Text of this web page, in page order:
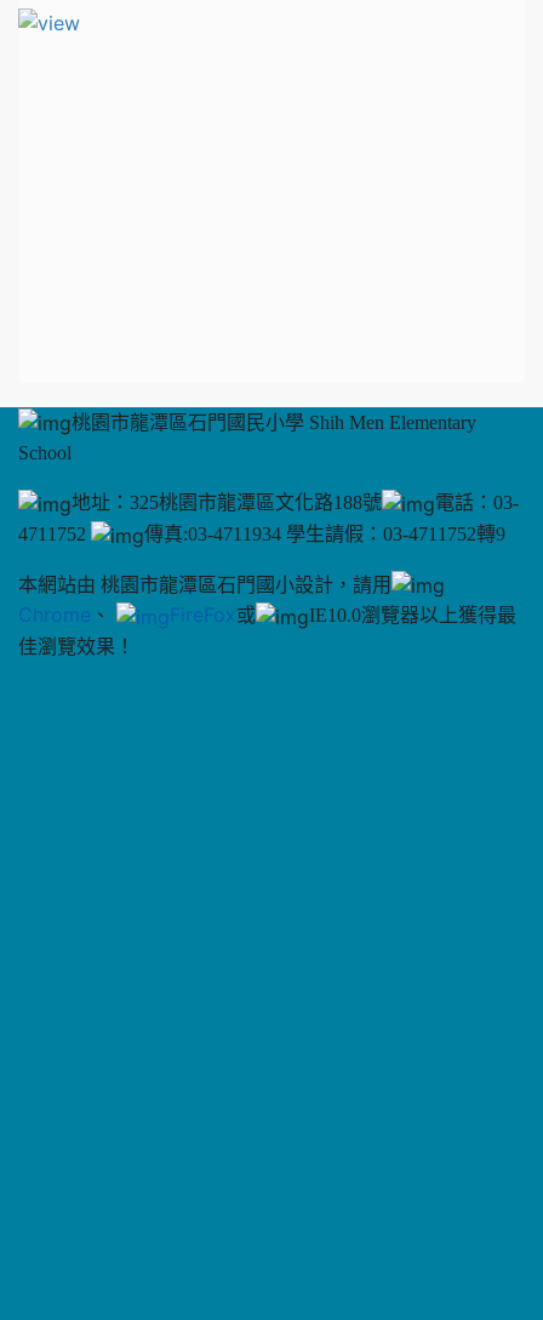
桃園市龍潭區石門國民小學 Shih Men Elementary
School
地址：325桃園市龍潭區文化路188號
電話：03-
4711752
傳真:03-4711934 學生請假：03-4711752轉9
本網站由 桃園市龍潭區石門國小設計，請用
Chrome 、 FireFox或
IE10.0瀏覽器以上獲得最
佳瀏覽效果！